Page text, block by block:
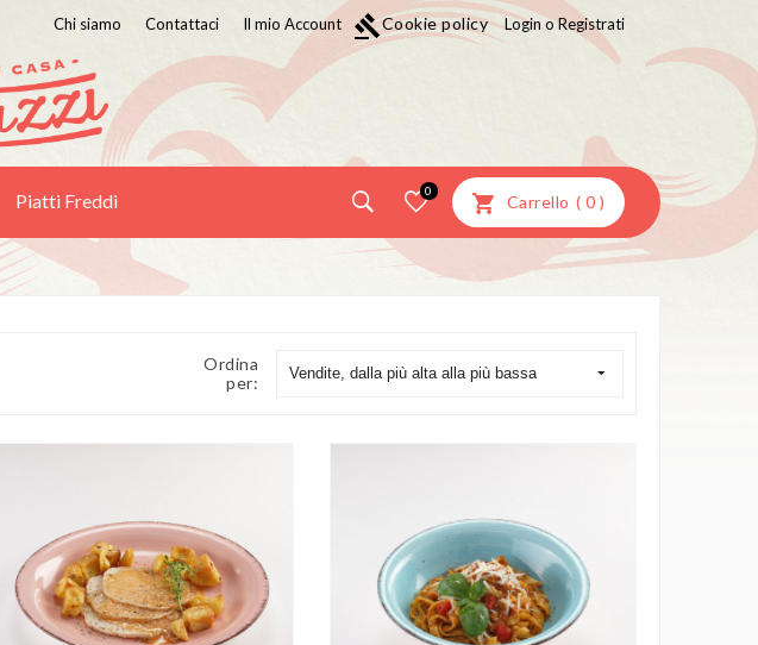
Chi siamo Contattaci Il mio Account gavelCookie policy Login o Registrati
Piatti Freddi 0
Carrello ( 0 )
Ordina
per:
Vendite, dalla più alta alla più bassa